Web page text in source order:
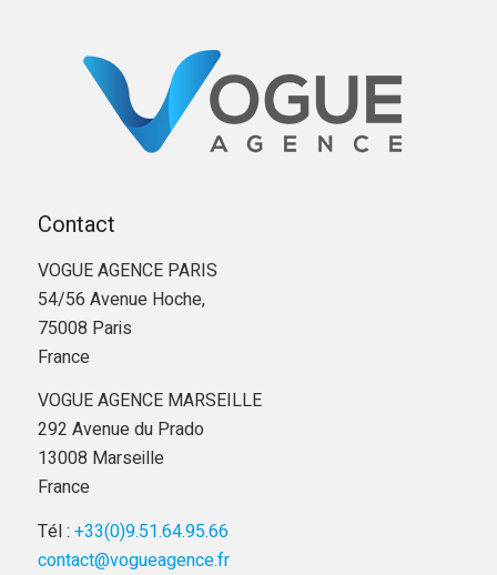
Contact
VOGUE AGENCE PARIS
54/56 Avenue Hoche,
75008 Paris
France
VOGUE AGENCE MARSEILLE
292 Avenue du Prado
13008 Marseille
France
Tél : +33(0)9.51.64.95.66
contact@vogueagence.fr